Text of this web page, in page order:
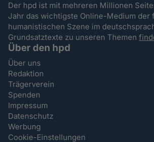
Der hpd ist mit mehreren Millionen
Jahr das wichtigste Online-Medium der
humanistischen Szene im
Grundsatztexte zu unseren Themen
Über den hpd
Über uns
Redaktion
Trägerverein
Spenden
Impressum
Datenschutz
Werbung
Cookie-Einstellungen